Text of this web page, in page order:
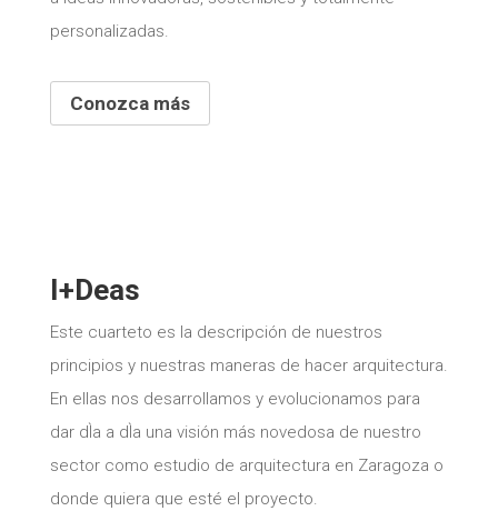
personalizadas.
Conozca más
I+Deas
Este cuarteto es la descripción de nuestros
principios y nuestras maneras de hacer arquitectura.
En ellas nos desarrollamos y evolucionamos para
dar dÌa a dÌa una visión más novedosa de nuestro
sector como estudio de arquitectura en Zaragoza o
donde quiera que esté el proyecto.